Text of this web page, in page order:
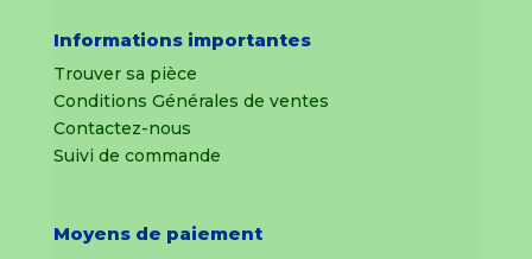
Informations importantes
Trouver sa pièce
Conditions Générales de ventes
Contactez-nous
Suivi de commande
Moyens de paiement